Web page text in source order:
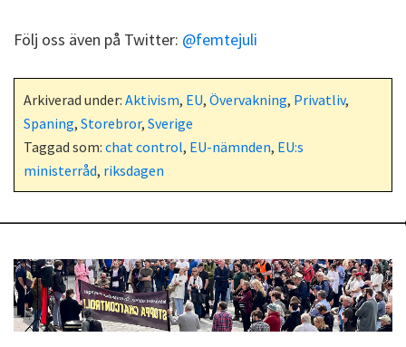
Följ oss även på Twitter: @femtejuli
Arkiverad under: Aktivism, EU, Övervakning, Privatliv,
Spaning, Storebror, Sverige
Taggad som: chat control, EU-nämnden, EU:s
ministerråd, riksdagen